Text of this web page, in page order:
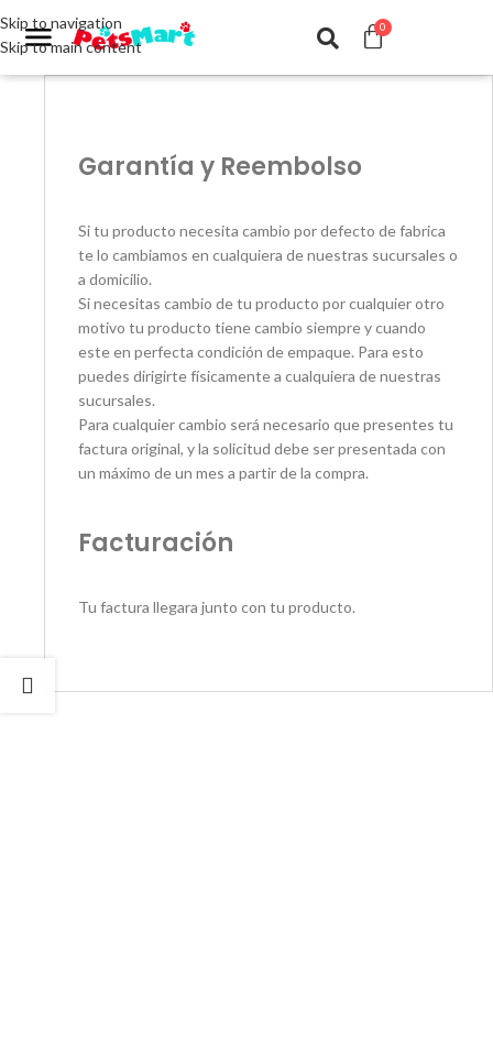
Skip to navigation
Skip to main content
0
Garantía y Reembolso
Si tu producto necesita cambio por defecto de fabrica
te lo cambiamos en cualquiera de nuestras sucursales o
a domicilio.
Si necesitas cambio de tu producto por cualquier otro
motivo tu producto tiene cambio siempre y cuando
este en perfecta condición de empaque. Para esto
puedes dirigirte físicamente a cualquiera de nuestras
sucursales.
Para cualquier cambio será necesario que presentes tu
factura original, y la solicitud debe ser presentada con
un máximo de un mes a partir de la compra.
Facturación
Tu factura llegara junto con tu producto.